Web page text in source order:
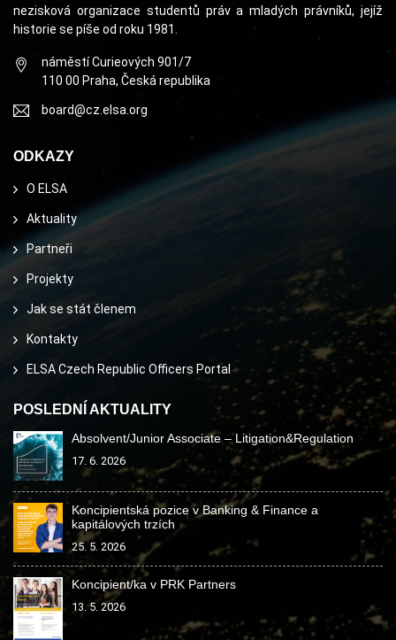
nezisková organizace studentů práv a mladých právníků, jejíž
historie se píše od roku 1981.
náměstí Curieových 901/7
110 00 Praha, Česká republika
board@cz.elsa.org
ODKAZY
O ELSA
Aktuality
Partneři
Projekty
Jak se stát členem
Kontakty
ELSA Czech Republic Officers Portal
POSLEDNÍ AKTUALITY
Absolvent/Junior Associate – Litigation&Regulation
17. 6. 2026
Koncipientská pozice v Banking & Finance a
kapitálových trzích
25. 5. 2026
Koncipient/ka v PRK Partners
13. 5. 2026